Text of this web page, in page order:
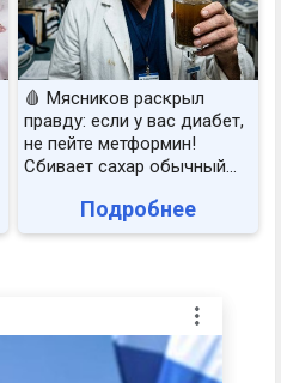
🩸 Мясников раскрыл
правду: если у вас диабет,
не пейте метформин!
Сбивает сахар обычный...
Подробнее